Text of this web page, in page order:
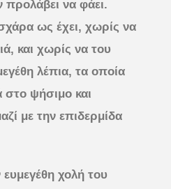
προλάβει να φάει.
ως έχει, χωρίς να
και χωρίς να του
λέπια, τα οποία
στο ψήσιμο και
με την επιδερμίδα
χολή του